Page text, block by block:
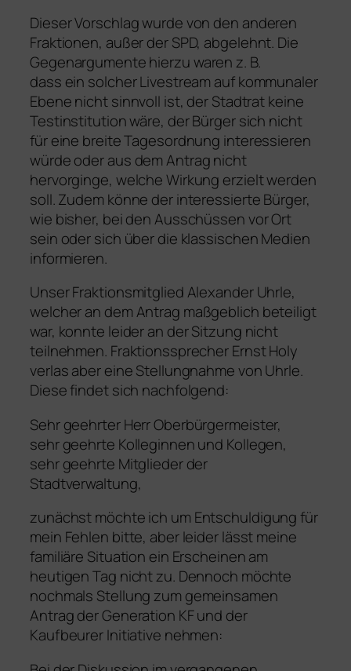
Dieser Vorschlag wurde von den anderen
Fraktionen, außer der SPD, abgelehnt. Die
Gegenargumente hierzu waren z. B.
dass ein solcher Livestream auf kommunaler
Ebene nicht sinnvoll ist, der Stadtrat keine
Testinstitution wäre, der Bürger sich nicht
für eine breite Tagesordnung interessieren
würde oder aus dem Antrag nicht
hervorginge, welche Wirkung erzielt werden
soll. Zudem könne der interessierte Bürger,
wie bisher, bei den Ausschüssen vor Ort
sein oder sich über die klassischen Medien
informieren.
Unser Fraktionsmitglied Alexander Uhrle,
welcher an dem Antrag maßgeblich beteiligt
war, konnte leider an der Sitzung nicht
teilnehmen. Fraktionssprecher Ernst Holy
verlas aber eine Stellungnahme von Uhrle.
Diese findet sich nachfolgend:
Sehr geehrter Herr Oberbürgermeister,
sehr geehrte Kolleginnen und Kollegen,
sehr geehrte Mitglieder der
Stadtverwaltung,
zunächst möchte ich um Entschuldigung für
mein Fehlen bitte, aber leider lässt meine
familiäre Situation ein Erscheinen am
heutigen Tag nicht zu. Dennoch möchte
nochmals Stellung zum gemeinsamen
Antrag der Generation KF und der
Kaufbeurer Initiative nehmen: